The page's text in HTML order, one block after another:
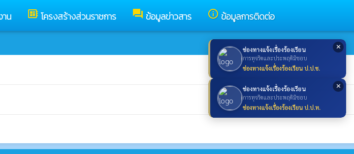
✕
ช่องทางแจ้งเรื่องร้องเรียน
การทุจริตและประพฤติมิชอบ
ช่องทางแจ้งเรื่องร้องเรียน ป.ป.ช.
✕
ช่องทางแจ้งเรื่องร้องเรียน
การทุจริตและประพฤติมิชอบ
ช่องทางแจ้งเรื่องร้องเรียน ป.ป.ท.
น developer_board โครงสร้างส่วนราชการ forum ข้อมูลข่าวสาร info_outline ข้อมูลการติดต่อ